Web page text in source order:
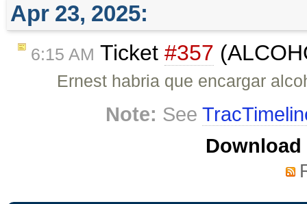
Apr 23, 2025:
6:15 AM Ticket #357
Ernest habria que encargar
Note: See